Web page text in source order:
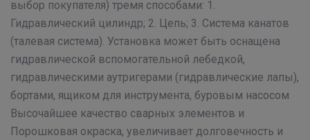
выбор покупателя) тремя способами: 1.
Гидравлический цилиндр; 2. Цепь; 3. Система канатов
(талевая система). Установка может быть оснащена
гидравлической вспомогательной лебедкой,
гидравлическими аутригерами (гидравлические лапы),
бортами, ящиком для инструмента, буровым насосом
Высочайшее качество сварных элементов и
Порошковая окраска, увеличивает долговечность и